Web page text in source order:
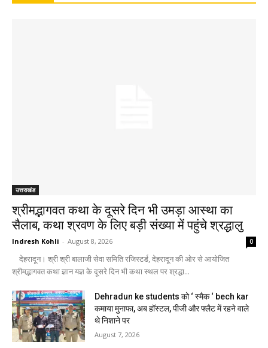
उत्तराखंड
श्रीमद्भागवत कथा के दूसरे दिन भी उमड़ा आस्था का
सैलाब, कथा श्रवण के लिए बड़ी संख्या में पहुंचे श्रद्धालु
Indresh Kohli - August 8, 2026 0
देहरादून। श्री श्री बालाजी सेवा समिति रजिस्टर्ड, देहरादून की ओर से आयोजित
श्रीमद्भागवत कथा ज्ञान यज्ञ के दूसरे दिन भी कथा स्थल पर श्रद्धा...
Dehradun ke students को ‘ स्मैक ‘ bech kar
कमाया मुनाफा, अब हॉस्टल, पीजी और फ्लैट में रहने वाले
थे निशाने पर
August 7, 2026